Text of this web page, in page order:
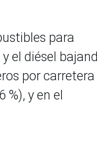
para
el diésel
por carretera
%), y en el